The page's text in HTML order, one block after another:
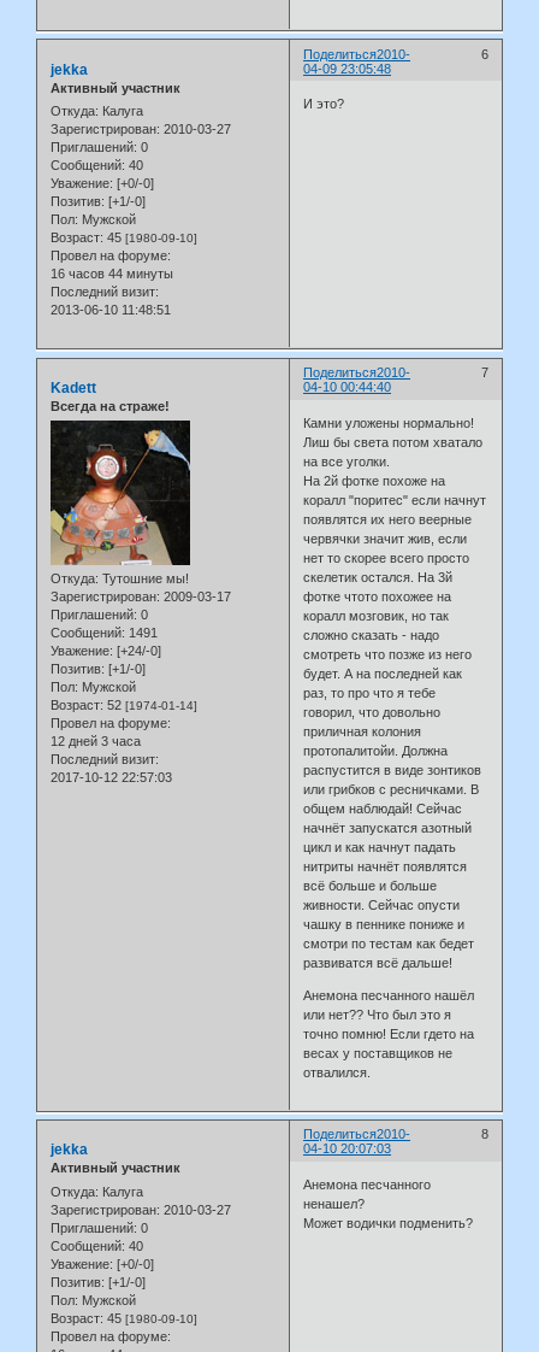
Поделиться 6
2010-
04-09 23:05:48
jekka
Активный участник
Откуда: Калуга
Зарегистрирован: 2010-03-27
Приглашений: 0
Сообщений: 40
Уважение: [+0/-0]
Позитив: [+1/-0]
Пол: Мужской
Возраст: 45 [1980-09-10]
Провел на форуме:
16 часов 44 минуты
Последний визит:
2013-06-10 11:48:51
И это?
Поделиться 7
2010-
04-10 00:44:40
Kadett
Всегда на страже!
Откуда: Тутошние мы!
Зарегистрирован: 2009-03-17
Приглашений: 0
Сообщений: 1491
Уважение: [+24/-0]
Позитив: [+1/-0]
Пол: Мужской
Возраст: 52 [1974-01-14]
Провел на форуме:
12 дней 3 часа
Последний визит:
2017-10-12 22:57:03
Камни уложены нормально!
Лиш бы света потом хватало
на все уголки.
На 2й фотке похоже на
коралл "поритес" если начнут
появлятся их него веерные
червячки значит жив, если
нет то скорее всего просто
скелетик остался. На 3й
фотке чтото похожее на
коралл мозговик, но так
сложно сказать - надо
смотреть что позже из него
будет. А на последней как
раз, то про что я тебе
говорил, что довольно
приличная колония
протопалитойи. Должна
распустится в виде зонтиков
или грибков с ресничками. В
общем наблюдай! Сейчас
начнёт запускатся азотный
цикл и как начнут падать
нитриты начнёт появлятся
всё больше и больше
живности. Сейчас опусти
чашку в пеннике пониже и
смотри по тестам как бедет
развиватся всё дальше!
Анемона песчанного нашёл
или нет?? Что был это я
точно помню! Если гдето на
весах у поставщиков не
отвалился.
Поделиться 8
2010-
04-10 20:07:03
jekka
Активный участник
Откуда: Калуга
Зарегистрирован: 2010-03-27
Приглашений: 0
Сообщений: 40
Уважение: [+0/-0]
Позитив: [+1/-0]
Пол: Мужской
Возраст: 45 [1980-09-10]
Провел на форуме:
Анемона песчанного
ненашел?
Может водички подменить?